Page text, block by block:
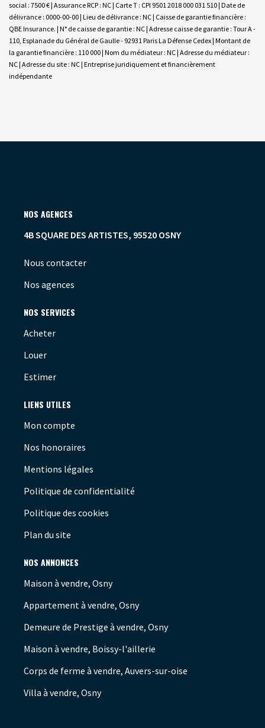
social : 7500 € | Assurance RCP : NC | Carte T : CPI 9501 2018 000 031 510 | Date de
délivrance : 0000-00-00 | Lieu de délivrance : NC | Caisse de garantie financière :
QBE Insurance. | N° de caisse de garantie : NC | Adresse caisse de garantie : Tour A -
110, Esplanade du Général de Gaulle - 92931 Paris La Défense Cedex | Montant de
la garantie financière : 110 000 | Nom du médiateur : NC | Adresse du médiateur :
NC | Adresse du site : NC | Entreprise juridiquement et financièrement
indépendante
NOS AGENCES
4B SQUARE DES ARTISTES, 95520 OSNY
Nous contacter
Nos agences
NOS SERVICES
Acheter
Louer
Estimer
LIENS UTILES
Mon compte
Nos honoraires
Mentions légales
Politique de confidentialité
Politique des cookies
Plan du site
NOS ANNONCES
Maison à vendre, Osny
Appartement à vendre, Osny
Demeure de Prestige à vendre, Osny
Maison à vendre, Boissy-l'aillerie
Corps de ferme à vendre, Auvers-sur-oise
Villa à vendre, Osny